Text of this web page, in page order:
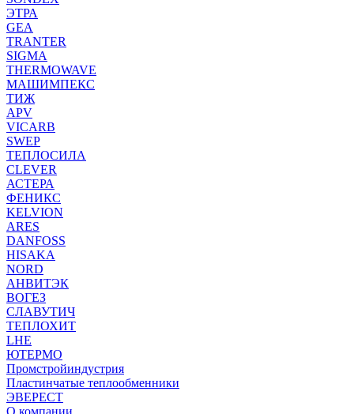
ЭТРА
GEA
TRANTER
SIGMA
THERMOWAVE
МАШИМПЕКС
ТИЖ
APV
VICARB
SWEP
ТЕПЛОСИЛА
CLEVER
АСТЕРА
ФЕНИКС
KELVION
ARES
DANFOSS
HISAKA
NORD
АНВИТЭК
ВОГЕЗ
СЛАВУТИЧ
ТЕПЛОХИТ
LHE
ЮТЕРМО
Промстройиндустрия
Пластинчатые теплообменники
ЭВЕРЕСТ
О компании